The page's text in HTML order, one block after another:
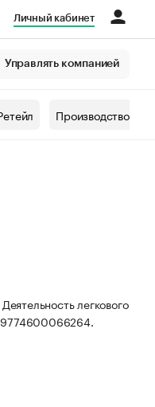
Личный кабинет
Управлять компанией
Производство
легкового